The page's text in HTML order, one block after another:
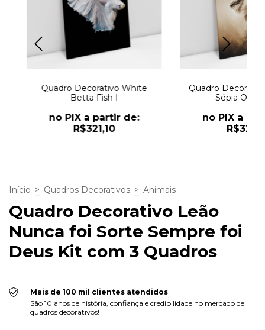
Quadro Decorativo White
Betta Fish I
no PIX a partir de:
R$321,10
Quadro
Sépia O
no PIX a
Início > Quadros Decorativos > Animais
Quadro Decorativo Leão
Nunca foi Sorte Sempre foi
Deus Kit com 3 Quadros
Mais de 100 mil clientes atendidos
São 10 anos de história, confiança e credibilidade no mercado de
quadros decorativos!